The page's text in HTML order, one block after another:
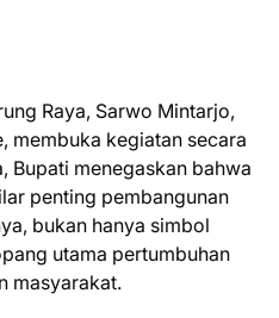
Raya, Sarwo Mintarjo,
membuka kegiatan secara
Bupati menegaskan bahwa
penting pembangunan
bukan hanya simbol
utama pertumbuhan
masyarakat.